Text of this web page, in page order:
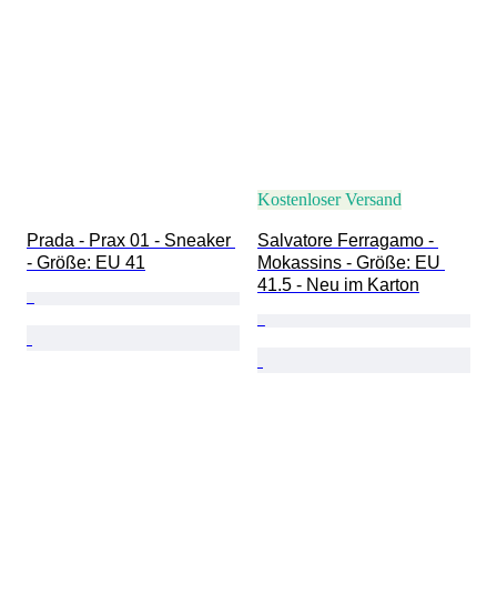
Prada - Prax 01 - Sneaker
- Größe: EU 41
Kostenloser Versand
Salvatore Ferragamo -
Mokassins - Größe: EU
41.5 - Neu im Karton